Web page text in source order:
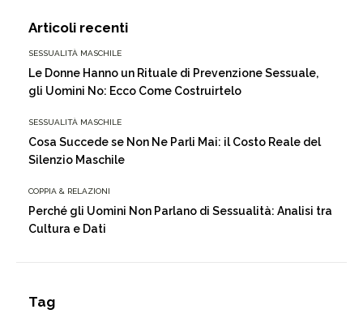
Articoli recenti
SESSUALITÀ MASCHILE
Le Donne Hanno un Rituale di Prevenzione Sessuale,
gli Uomini No: Ecco Come Costruirtelo
SESSUALITÀ MASCHILE
Cosa Succede se Non Ne Parli Mai: il Costo Reale del
Silenzio Maschile
COPPIA & RELAZIONI
Perché gli Uomini Non Parlano di Sessualità: Analisi tra
Cultura e Dati
Tag